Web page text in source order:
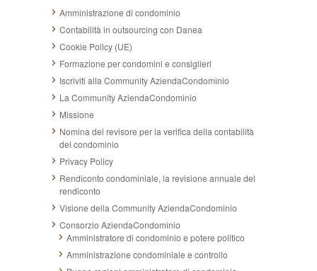
Amministrazione di condominio
Contabilità in outsourcing con Danea
Cookie Policy (UE)
Formazione per condomini e consiglieri
Iscriviti alla Community AziendaCondominio
La Community AziendaCondominio
Missione
Nomina del revisore per la verifica della contabilità
del condominio
Privacy Policy
Rendiconto condominiale, la revisione annuale del
rendiconto
Visione della Community AziendaCondominio
Consorzio AziendaCondominio
Amministratore di condominio e potere politico
Amministrazione condominiale e controllo